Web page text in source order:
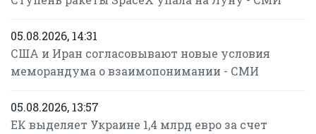
05.08.2026, 14:31
США и Иран согласовывают новые условия
меморандума о взаимопонимании - СМИ
05.08.2026, 13:57
ЕК выделяет Украине 1,4 млрд евро за счет